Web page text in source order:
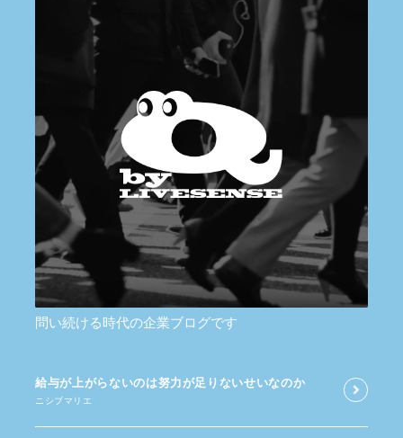
問い続ける時代の企業ブログです
給与が​上がらないのは​努力が​足りないせいなのか
ニシブマリエ